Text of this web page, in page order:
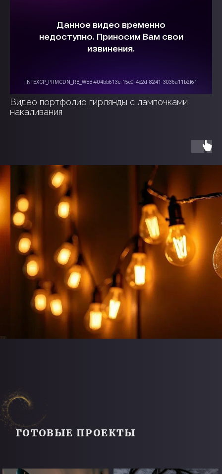
Видео портфолио гирлянды с лампочками
накаливания
ГОТОВЫЕ ПРОЕКТЫ
ЭТАПЫ
СОТРУДНИЧЕСТВА